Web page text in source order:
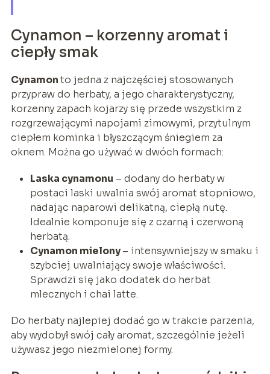
Cynamon – korzenny aromat i
ciepły smak
Cynamonto jedna z najczęściej stosowanych
przypraw do herbaty, a jego charakterystyczny,
korzenny zapach kojarzy się przede wszystkim z
rozgrzewającymi napojami zimowymi, przytulnym
ciepłem kominka i błyszczącym śniegiem za
oknem. Można go używać w dwóch formach:
Laska cynamonu – dodany do herbaty w
postaci laski uwalnia swój aromat stopniowo,
nadając naparowi delikatną, ciepłą nutę.
Idealnie komponuje się z czarną i czerwoną
herbatą.
Cynamon mielony– intensywniejszy w smaku i
szybciej uwalniający swoje właściwości.
Sprawdzi się jako dodatek do herbat
mlecznych i chai latte.
Do herbaty najlepiej dodać go w trakcie parzenia,
aby wydobył swój cały aromat, szczególnie jeżeli
używasz jego niezmielonej formy.